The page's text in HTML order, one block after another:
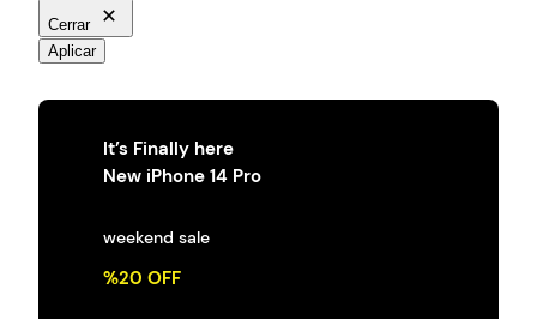
Cerrar
Aplicar
It’s Finally here
New iPhone 14 Pro
weekend sale
%20 OFF